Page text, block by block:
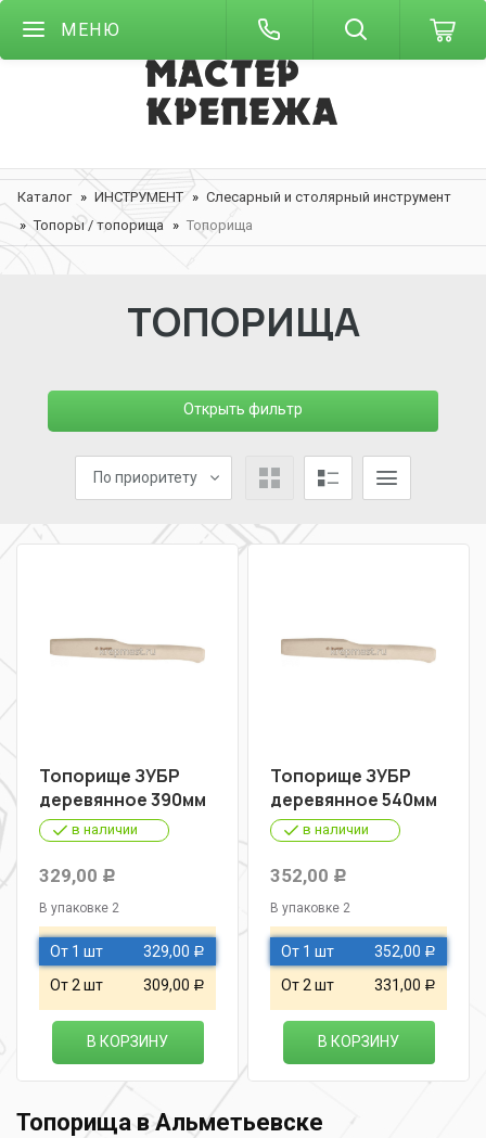
МЕНЮ
Каталог ИНСТРУМЕНТ
Слесарный и столярный инструмент
Топоры / топорища
Топорища
ТОПОРИЩА
Открыть фильтр
По приоритету
Топорище ЗУБР
деревянное 390мм
в наличии
329,00 Р
В упаковке 2
От 1 шт 329,00 Р
От 2 шт 309,00 Р
В КОРЗИНУ
Топорище ЗУБР
деревянное 540мм
в наличии
352,00 Р
В упаковке 2
От 1 шт 352,00 Р
От 2 шт 331,00 Р
В КОРЗИНУ
Топорища в Альметьевске